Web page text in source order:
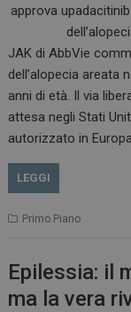
JAK di AbbVie
dell’alopecia areata
anni di età. Il via
attesa negli Stati
autorizzato in
LEGGI
Primo Piano
Epilessia: il
ma la vera